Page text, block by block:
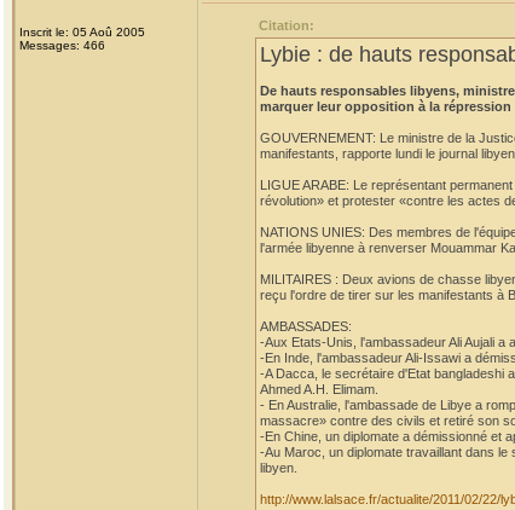
Inscrit le: 05 Aoû 2005
Messages: 466
Citation:
Lybie : de hauts
De hauts responsables libyens,
marquer leur opposition à la
GOUVERNEMENT: Le ministre de la
manifestants, rapporte lundi le journal
LIGUE ARABE: Le représentant
révolution» et protester «contre les actes
NATIONS UNIES: Des membres de
l'armée libyenne à renverser Mouammar
MILITAIRES : Deux avions de chasse
reçu l'ordre de tirer sur les manifestants à
AMBASSADES:
-Aux Etats-Unis, l'ambassadeur Ali Aujali a
-En Inde, l'ambassadeur Ali-Issawi a
-A Dacca, le secrétaire d'Etat bangladeshi
Ahmed A.H. Elimam.
- En Australie, l'ambassade de Libye a
massacre» contre des civils et retiré son
-En Chine, un diplomate a démissionné et
-Au Maroc, un diplomate travaillant dans
libyen.
http://www.lalsace.fr/actualite/2011/02/22/